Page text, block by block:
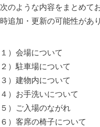
次のような内容をまとめて
時追加・更新の可能性があ
１）会場について
２）駐車場について
３）建物内について
４）お手洗いについて
５）ご入場のながれ
６）客席の椅子について